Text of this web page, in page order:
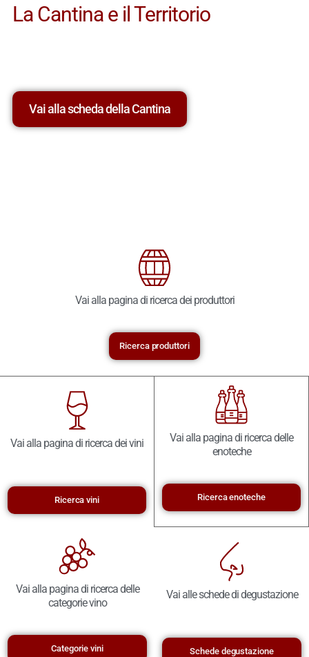
La Cantina e il Territorio
Vai alla scheda della Cantina
Vai alla pagina di ricerca dei produttori
Ricerca produttori
Vai alla pagina di ricerca dei vini
Ricerca vini
Vai alla pagina di ricerca delle
enoteche
Ricerca enoteche
Vai alla pagina di ricerca delle
categorie vino
Categorie vini
Vai alle schede di degustazione
Schede degustazione